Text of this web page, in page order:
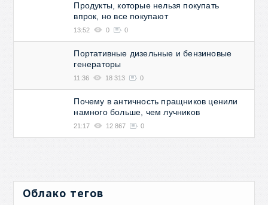
Продукты, которые нельзя покупать
впрок, но все покупают
13:52 0 0
Портативные дизельные и бензиновые
генераторы
11:36 18 313 0
Почему в античность пращников ценили
намного больше, чем лучников
21:17 12 867 0
Облако тегов